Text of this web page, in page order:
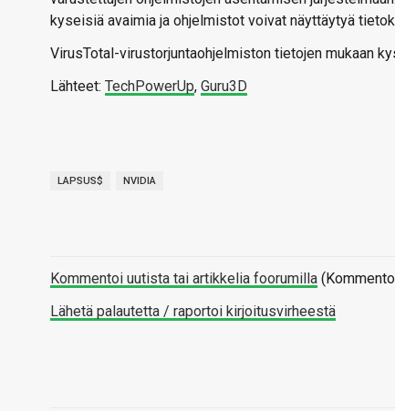
kyseisiä avaimia ja ohjelmistot voivat näyttäytyä
VirusTotal-virustorjuntaohjelmiston tietojen mukaan
Lähteet: TechPowerUp, Guru3D
LAPSUS$ NVIDIA
Kommentoi uutista tai artikkelia foorumilla
Lähetä palautetta / raportoi kirjoitusvirheestä